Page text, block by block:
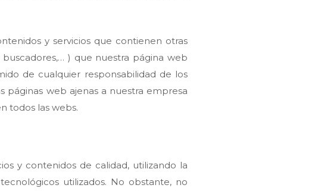
y servicios que contienen otras
) que nuestra página web
de cualquier responsabilidad de los
páginas web ajenas a nuestra empresa
todos las webs.
y contenidos de calidad, utilizando la
utilizados. No obstante, no